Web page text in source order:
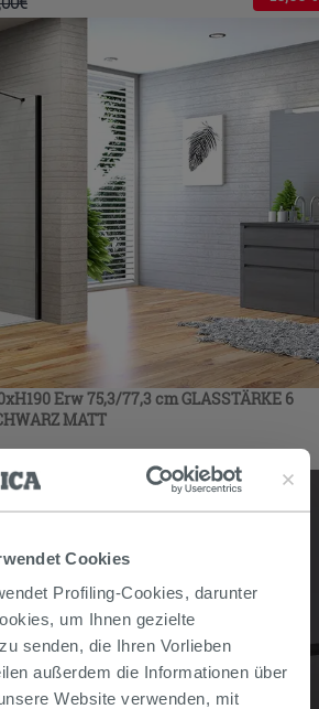
Cookies
Profiling-Cookies, darunter
um Ihnen gezielte
senden, die Ihren Vorlieben
außerdem die Informationen über
Website verwenden, mit
Erw 75,3/77,3 cm GLASSTÄRKE 6
MATT